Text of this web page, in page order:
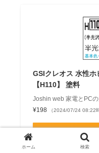
GSIクレオス 水性
【H110】 塗料
Joshin web 家電とPC
¥198
（2024/07/24 08:22
ホーム 検索